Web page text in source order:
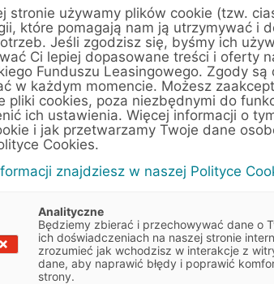
stronie używamy plików cookie (tzw.
które pomagają nam ją utrzymywać i
Jeśli zgodzisz się, byśmy ich
Ci lepiej dopasowane treści i oferty
Funduszu Leasingowego. Zgody
w każdym momencie. Możesz
pliki cookies, poza niezbędnymi do
ich ustawienia. Więcej informacji o
i jak przetwarzamy Twoje dane
Cookies.
znajdziesz w naszej Polityce
Analityczne
Będziemy zbierać i przechowywać dane o
ich doświadczeniach na naszej stronie
zrozumieć jak wchodzisz w interakcje z
dane, aby naprawić błędy i poprawić
strony.